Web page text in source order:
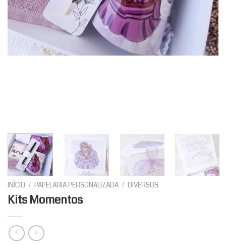
INÍCIO / PAPELARIA PERSONALIZADA / DIVERSOS
Kits Momentos